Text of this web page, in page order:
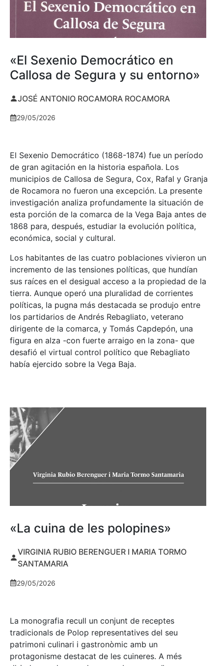
«El Sexenio Democrático en
Callosa de Segura y su entorno»
JOSÉ ANTONIO ROCAMORA ROCAMORA
29/05/2026
El Sexenio Democrático (1868-1874) fue un período
de gran agitación en la historia española. Los
municipios de Callosa de Segura, Cox, Rafal y Granja
de Rocamora no fueron una excepción. La presente
investigación analiza profundamente la situación de
esta porción de la comarca de la Vega Baja antes de
1868 para, después, estudiar la evolución política,
económica, social y cultural.
Los habitantes de las cuatro poblaciones vivieron un
incremento de las tensiones políticas, que hundían
sus raíces en el desigual acceso a la propiedad de la
tierra. Aunque operó una pluralidad de corrientes
políticas, la pugna más destacada se produjo entre
los partidarios de Andrés Rebagliato, veterano
dirigente de la comarca, y Tomás Capdepón, una
figura en alza -con fuerte arraigo en la zona- que
desafió el virtual control político que Rebagliato
había ejercido sobre la Vega Baja.
«La cuina de les polopines»
VIRGINIA RUBIO BERENGUER I MARIA TORMO
SANTAMARIA
29/05/2026
La monografia recull un conjunt de receptes
tradicionals de Polop representatives del seu
patrimoni culinari i gastronòmic amb un
protagonisme destacat de les cuineres. A més